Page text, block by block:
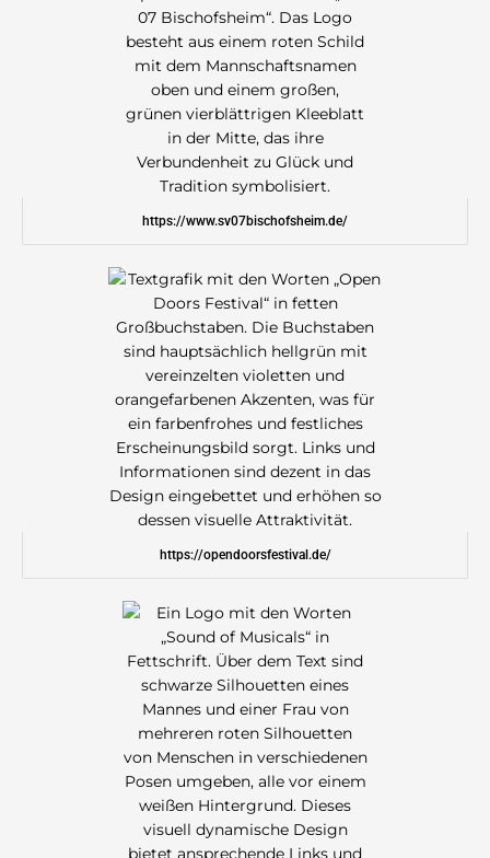
https://www.sv07bischofsheim.de/
https://opendoorsfestival.de/